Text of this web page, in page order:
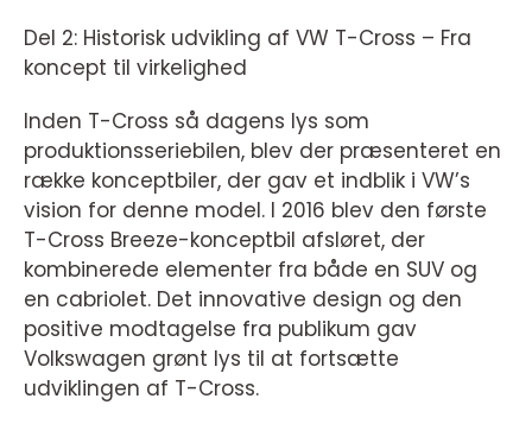
Del 2: Historisk udvikling af VW T-Cross – Fra
koncept til virkelighed
Inden T-Cross så dagens lys som
produktionsseriebilen, blev der præsenteret en
række konceptbiler, der gav et indblik i VW’s
vision for denne model. I 2016 blev den første
T-Cross Breeze-konceptbil afsløret, der
kombinerede elementer fra både en SUV og
en cabriolet. Det innovative design og den
positive modtagelse fra publikum gav
Volkswagen grønt lys til at fortsætte
udviklingen af T-Cross.